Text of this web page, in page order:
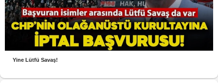
Yine Lütfü Savaş!